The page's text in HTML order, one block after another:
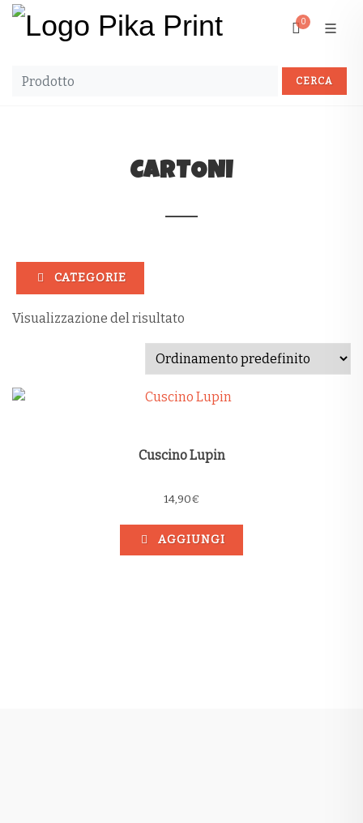
0
CARTONI
CATEGORIE
Visualizzazione del risultato
Cuscino Lupin
14,90€
AGGIUNGI